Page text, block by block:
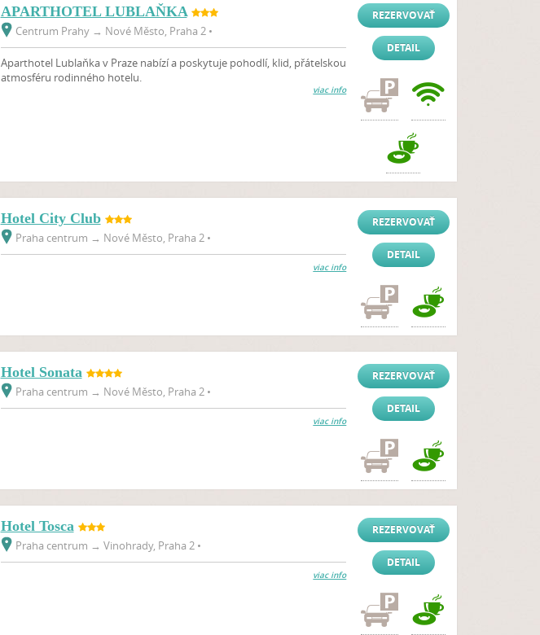
APARTHOTEL LUBLAŇKA
Centrum Prahy → Nové Město, Praha 2 •
Aparthotel Lublaňka v Praze nabízí a poskytuje pohodlí, klid, přátelskou
atmosféru rodinného hotelu.
viac info
REZERVOVAŤ
DETAIL
Hotel City Club
Praha centrum → Nové Město, Praha 2 •
viac info
REZERVOVAŤ
DETAIL
Hotel Sonata
Praha centrum → Nové Město, Praha 2 •
viac info
REZERVOVAŤ
DETAIL
Hotel Tosca
Praha centrum → Vinohrady, Praha 2 •
viac info
REZERVOVAŤ
DETAIL